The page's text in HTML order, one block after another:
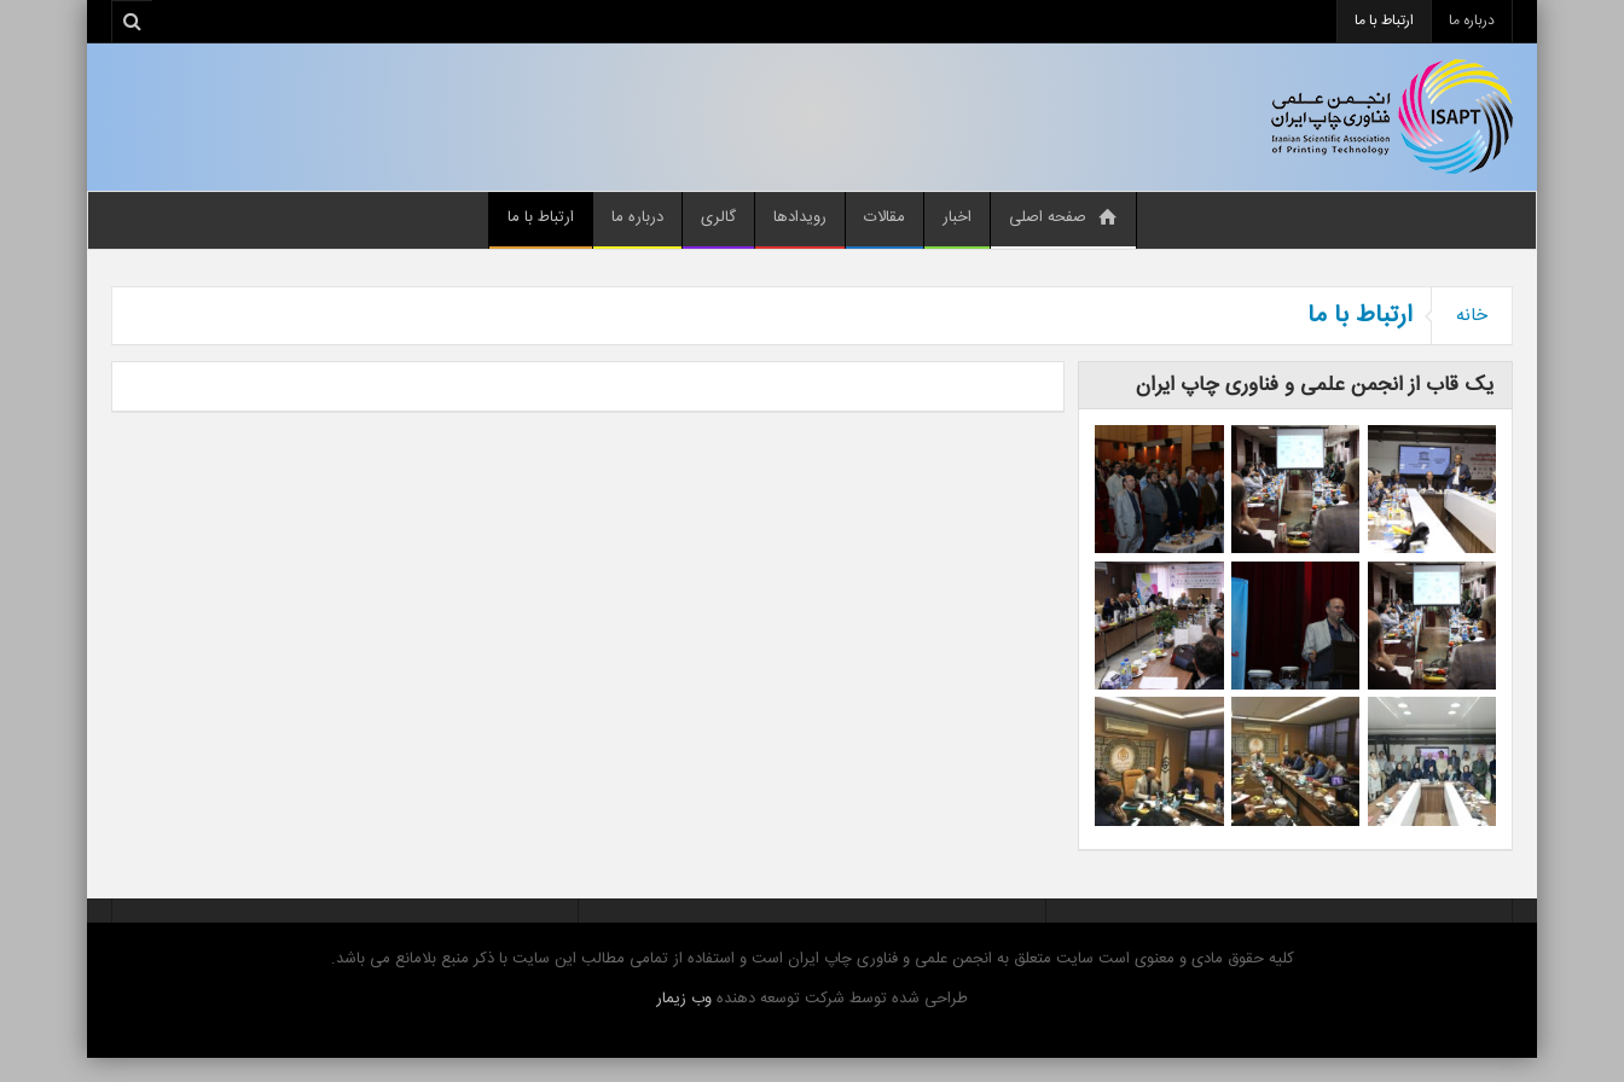
درباره ما ارتباط با ما
صفحه اصلی اخبار مقالات رویدادها گالری درباره ما ارتباط با ما
خانه ارتباط با ما
یک قاب از انجمن علمی و فناوری چاپ ایران
کلیه حقوق مادی و معنوی است سایت متعلق به انجمن علمی و فناوری چاپ ایران است و استفاده از تمامی مطالب این سایت با ذکر منبع بلامانع می باشد.
طراحی شده توسط شرکت توسعه دهندهوب زیمار